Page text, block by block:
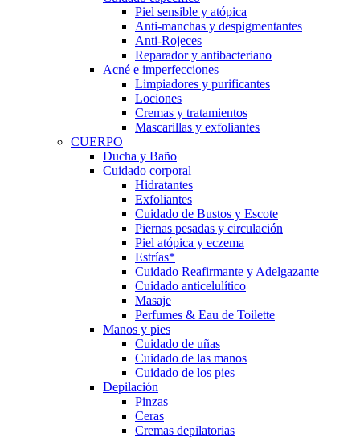
Piel sensible y atópica
Anti-manchas y despigmentantes
Anti-Rojeces
Reparador y antibacteriano
Acné e imperfecciones
Limpiadores y purificantes
Lociones
Cremas y tratamientos
Mascarillas y exfoliantes
CUERPO
Ducha y Baño
Cuidado corporal
Hidratantes
Exfoliantes
Cuidado de Bustos y Escote
Piernas pesadas y circulación
Piel atópica y eczema
Estrías*
Cuidado Reafirmante y Adelgazante
Cuidado anticelulítico
Masaje
Perfumes & Eau de Toilette
Manos y pies
Cuidado de uñas
Cuidado de las manos
Cuidado de los pies
Depilación
Pinzas
Ceras
Cremas depilatorias